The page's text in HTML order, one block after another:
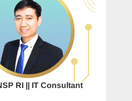
RI || IT Consultant